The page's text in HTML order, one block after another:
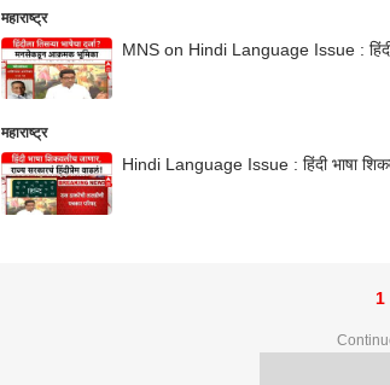
महाराष्ट्र
MNS on Hindi Language Issue :
महाराष्ट्र
Hindi Language Issue : हिंदी भाषा
1